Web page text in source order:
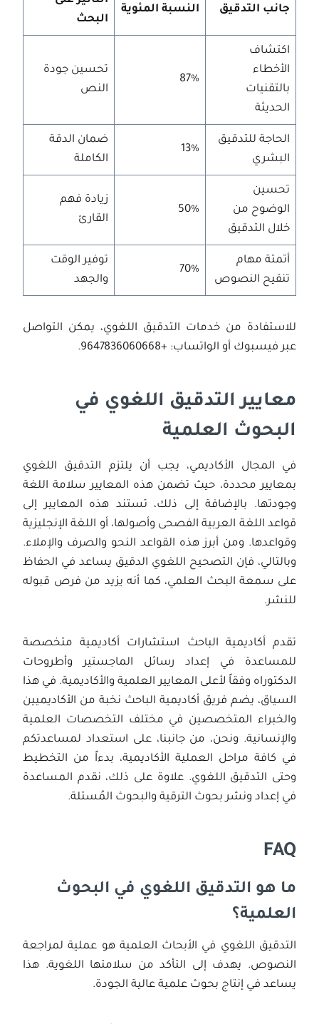
جانب التدقيق النسبة المئوية
البحث
اكتشاف
الأخطاء
بالتقنيات
الحديثة
87%
تحسين جودة
النص
الحاجة للتدقيق
البشري
13%
ضمان الدقة
الكاملة
تحسين
الوضوح من
خلال التدقيق
50%
زيادة فهم
القارئ
أتمتة مهام
تنقيح النصوص
70%
توفير الوقت
والجهد
للاستفادة من خدمات التدقيق اللغوي، يمكن التواصل
عبر فيسبوك أو الواتساب: +9647836060668.
معايير التدقيق اللغوي في
البحوث العلمية
في المجال الأكاديمي، يجب أن يلتزم التدقيق اللغوي
بمعايير محددة، حيث تضمن هذه المعايير سلامة اللغة
وجودتها. بالإضافة إلى ذلك، تستند هذه المعايير إلى
قواعد اللغة العربية الفصحى وأصولها، أو اللغة الإنجليزية
وقواعدها. ومن أبرز هذه القواعد النحو والصرف والإملاء.
وبالتالي، فإن التصحيح اللغوي الدقيق يساعد في الحفاظ
على سمعة البحث العلمي، كما أنه يزيد من فرص قبوله
للنشر.
تقدم أكاديمية الباحث استشارات أكاديمية متخصصة
للمساعدة في إعداد رسائل الماجستير وأطروحات
الدكتوراه وفقاً لأعلى المعايير العلمية والأكاديمية. في هذا
السياق، يضم فريق أكاديمية الباحث نخبة من الأكاديميين
والخبراء المتخصصين في مختلف التخصصات العلمية
والإنسانية. ونحن، من جانبنا، على استعداد لمساعدتكم
في كافة مراحل العملية الأكاديمية، بدءاً من التخطيط
وحتى التدقيق اللغوي. علاوة على ذلك، نقدم المساعدة
في إعداد ونشر بحوث الترقية والبحوث المُستلة.
FAQ
ما هو التدقيق اللغوي في البحوث
العلمية؟
التدقيق اللغوي في الأبحاث العلمية هو عملية لمراجعة
النصوص. يهدف إلى التأكد من سلامتها اللغوية. هذا
يساعد في إنتاج بحوث علمية عالية الجودة.